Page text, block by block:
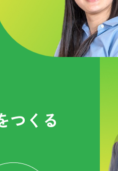
つくる